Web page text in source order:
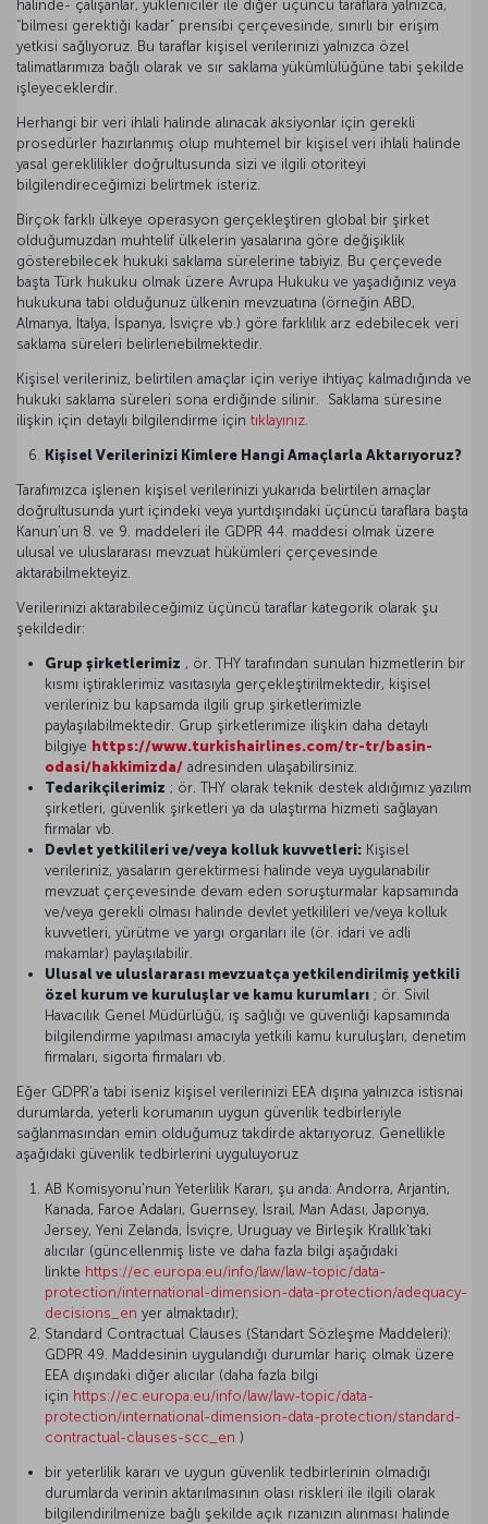
halinde- çalışanlar, yükleniciler ile diğer üçüncü taraflara yalnızca,
“bilmesi gerektiği kadar” prensibi çerçevesinde, sınırlı bir erişim
yetkisi sağlıyoruz. Bu taraflar kişisel verilerinizi yalnızca özel
talimatlarımıza bağlı olarak ve sır saklama yükümlülüğüne tabi şekilde
işleyeceklerdir.
Herhangi bir veri ihlali halinde alınacak aksiyonlar için gerekli
prosedürler hazırlanmış olup muhtemel bir kişisel veri ihlali halinde
yasal gereklilikler doğrultusunda sizi ve ilgili otoriteyi
bilgilendireceğimizi belirtmek isteriz.
Birçok farklı ülkeye operasyon gerçekleştiren global bir şirket
olduğumuzdan muhtelif ülkelerin yasalarına göre değişiklik
gösterebilecek hukuki saklama sürelerine tabiyiz. Bu çerçevede
başta Türk hukuku olmak üzere Avrupa Hukuku ve yaşadığınız veya
hukukuna tabi olduğunuz ülkenin mevzuatına (örneğin ABD,
Almanya, İtalya, İspanya, İsviçre vb.) göre farklılık arz edebilecek veri
saklama süreleri belirlenebilmektedir.
Kişisel verileriniz, belirtilen amaçlar için veriye ihtiyaç kalmadığında ve
hukuki saklama süreleri sona erdiğinde silinir. Saklama süresine
ilişkin için detaylı bilgilendirme için tıklayınız.
Kişisel Verilerinizi Kimlere Hangi Amaçlarla Aktarıyoruz?
Tarafımızca işlenen kişisel verilerinizi yukarıda belirtilen amaçlar
doğrultusunda yurt içindeki veya yurtdışındaki üçüncü taraflara başta
Kanun’un 8. ve 9. maddeleri ile GDPR 44. maddesi olmak üzere
ulusal ve uluslararası mevzuat hükümleri çerçevesinde
aktarabilmekteyiz.
Verilerinizi aktarabileceğimiz üçüncü taraflar kategorik olarak şu
şekildedir:
Grup şirketlerimiz , ör. THY tarafından sunulan hizmetlerin bir
kısmı iştiraklerimiz vasıtasıyla gerçekleştirilmektedir, kişisel
verileriniz bu kapsamda ilgili grup şirketlerimizle
paylaşılabilmektedir. Grup şirketlerimize ilişkin daha detaylı
bilgiye https://www.turkishairlines.com/tr-tr/basin-
odasi/hakkimizda/ adresinden ulaşabilirsiniz.
Tedarikçilerimiz ; ör. THY olarak teknik destek aldığımız yazılım
şirketleri, güvenlik şirketleri ya da ulaştırma hizmeti sağlayan
firmalar vb.
Devlet yetkilileri ve/veya kolluk kuvvetleri: Kişisel
verileriniz, yasaların gerektirmesi halinde veya uygulanabilir
mevzuat çerçevesinde devam eden soruşturmalar kapsamında
ve/veya gerekli olması halinde devlet yetkilileri ve/veya kolluk
kuvvetleri, yürütme ve yargı organları ile (ör. idari ve adli
makamlar) paylaşılabilir.
Ulusal ve uluslararası mevzuatça yetkilendirilmiş yetkili
özel kurum ve kuruluşlar ve kamu kurumları ; ör. Sivil
Havacılık Genel Müdürlüğü, iş sağlığı ve güvenliği kapsamında
bilgilendirme yapılması amacıyla yetkili kamu kuruluşları, denetim
firmaları, sigorta firmaları vb.
Eğer GDPR’a tabi iseniz kişisel verilerinizi EEA dışına yalnızca istisnai
durumlarda, yeterli korumanın uygun güvenlik tedbirleriyle
sağlanmasından emin olduğumuz takdirde aktarıyoruz. Genellikle
aşağıdaki güvenlik tedbirlerini uyguluyoruz
AB Komisyonu'nun Yeterlilik Kararı, şu anda: Andorra, Arjantin,
Kanada, Faroe Adaları, Guernsey, İsrail, Man Adası, Japonya,
Jersey, Yeni Zelanda, İsviçre, Uruguay ve Birleşik Krallık'taki
alıcılar (güncellenmiş liste ve daha fazla bilgi aşağıdaki
linkte https://ec.europa.eu/info/law/law-topic/data-
protection/international-dimension-data-protection/adequacy-
decisions_en yer almaktadır);
Standard Contractual Clauses (Standart Sözleşme Maddeleri):
GDPR 49. Maddesinin uygulandığı durumlar hariç olmak üzere
EEA dışındaki diğer alıcılar (daha fazla bilgi
için https://ec.europa.eu/info/law/law-topic/data-
protection/international-dimension-data-protection/standard-
contractual-clauses-scc_en )
bir yeterlilik kararı ve uygun güvenlik tedbirlerinin olmadığı
durumlarda verinin aktarılmasının olası riskleri ile ilgili olarak
bilgilendirilmenize bağlı şekilde açık rızanızın alınması halinde